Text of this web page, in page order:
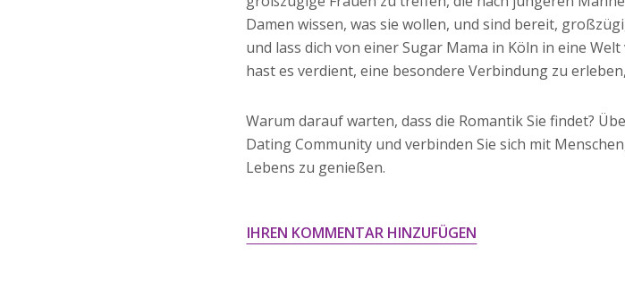
JETZT ANMELDEN!
Damen wissen, was sie wollen, und sind bereit,
und lass dich von einer Sugar Mama in Köln in eine
hast es verdient, eine besondere Verbindung zu
Warum darauf warten, dass die Romantik Sie findet?
Dating Community und verbinden Sie sich mit
Lebens zu genießen.
IHREN KOMMENTAR HINZUFÜGEN